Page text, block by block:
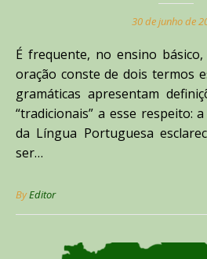
30 de junho de
É frequente, no ensino básico, a indicação de que a
oração conste de dois termos
gramáticas apresentam
“tradicionais” a esse respeito:
da Língua Portuguesa
ser…
ByEditor